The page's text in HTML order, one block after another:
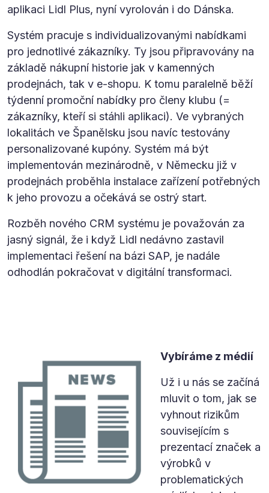
aplikaci Lidl Plus, nyní vyrolován i do Dánska.
Systém pracuje s individualizovanými nabídkami
pro jednotlivé zákazníky. Ty jsou připravovány na
základě nákupní historie jak v kamenných
prodejnách, tak v e-shopu. K tomu paralelně běží
týdenní promoční nabídky pro členy klubu (=
zákazníky, kteří si stáhli aplikaci). Ve vybraných
lokalitách ve Španělsku jsou navíc testovány
personalizované kupóny. Systém má být
implementován mezinárodně, v Německu již v
prodejnách proběhla instalace zařízení potřebných
k jeho provozu a očekává se ostrý start.
Rozběh nového CRM systému je považován za
jasný signál, že i když Lidl nedávno zastavil
implementaci řešení na bázi SAP, je nadále
odhodlán pokračovat v digitální transformaci.
Vybíráme z médií
Už i u nás se začíná
mluvit o tom, jak se
vyhnout rizikům
souvisejícím s
prezentací značek a
výrobků v
problematických